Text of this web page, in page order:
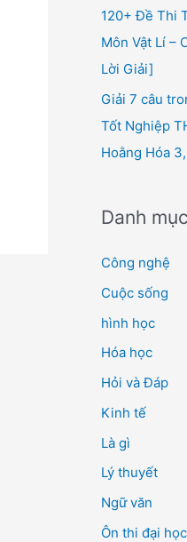
120+ Đề Thi
Môn Vật Lí –
Lời Giải]
Giải 7 câu
Tốt Nghiệp
Hoằng Hóa
Danh mục
Công nghệ
Cuộc sống
hình học
Hóa học
Hỏi và Đáp
Kinh tế
Là gì
Lý thuyết
Ngữ văn
Ôn thi đại học